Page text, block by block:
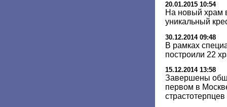
20.01.2015 10:54
На новый храм
уникальный
30.12.2014 09:48
В рамках
построили 22
15.12.2014 13:58
Завершены
первом в
страстотерпцев